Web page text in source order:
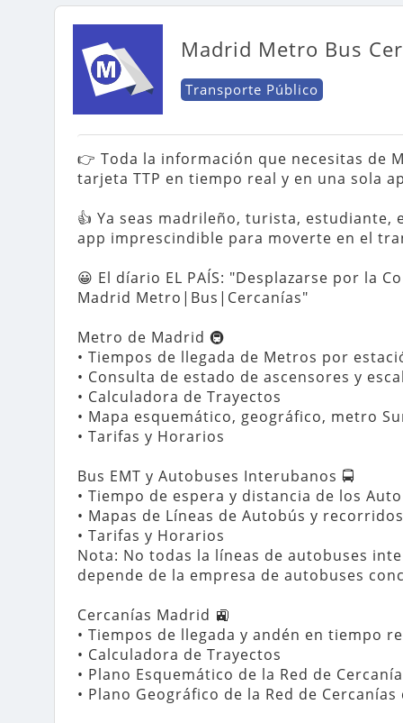
Madrid Metro Bus
Transporte Público
👉 Toda la información que necesitas de
tarjeta TTP en tiempo real y en una sola
👍 Ya seas madrileño, turista, estudiante,
app imprescindible para moverte en el
😀 El díario EL PAÍS: "Desplazarse por la
Madrid Metro|Bus|Cercanías"
Metro de Madrid 🚇
• Tiempos de llegada de Metros por
• Consulta de estado de ascensores y
• Calculadora de Trayectos
• Mapa esquemático, geográfico, metro
• Tarifas y Horarios
Bus EMT y Autobuses Interubanos 🚍
• Tiempo de espera y distancia de los
• Mapas de Líneas de Autobús y recorridos
• Tarifas y Horarios
Nota: No todas la líneas de autobuses
depende de la empresa de autobuses
Cercanías Madrid 🚉
• Tiempos de llegada y andén en tiempo
• Calculadora de Trayectos
• Plano Esquemático de la Red de
• Plano Geográfico de la Red de